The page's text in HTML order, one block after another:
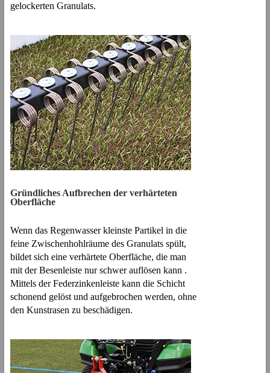
gelockerten Granulats.
Gründliches Aufbrechen der verhärteten
Oberfläche
Wenn das Regenwasser kleinste Partikel in die
feine Zwischenhohlräume des Granulats spült,
bildet sich eine verhärtete Oberfläche, die man
mit der Besenleiste nur schwer auflösen kann .
Mittels der Federzinkenleiste kann die Schicht
schonend gelöst und aufgebrochen werden, ohne
den Kunstrasen zu beschädigen.